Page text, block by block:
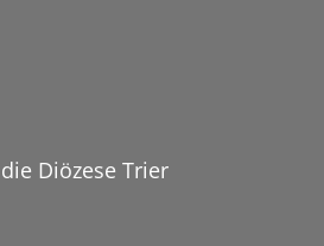
Diözese Trier